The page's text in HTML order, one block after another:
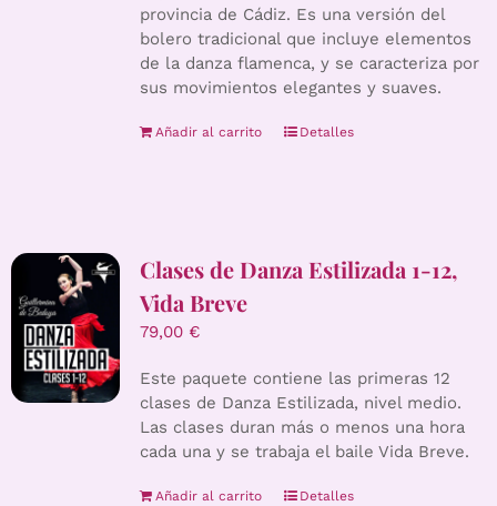
provincia de Cádiz. Es una versión del
bolero tradicional que incluye elementos
de la danza flamenca, y se caracteriza por
sus movimientos elegantes y suaves.
Añadir al carrito Detalles
Clases de Danza Estilizada 1-12,
Vida Breve
79,00 €
Este paquete contiene las primeras 12
clases de Danza Estilizada, nivel medio.
Las clases duran más o menos una hora
cada una y se trabaja el baile Vida Breve.
Añadir al carrito Detalles